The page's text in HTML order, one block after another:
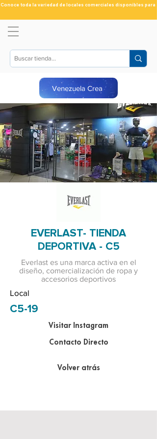
Conoce toda la variedad de locales comerciales disponibles para ti
Venezuela Crea
EVERLAST- TIENDA
DEPORTIVA - C5
Everlast es una marca activa en el
diseño, comercialización de ropa y
accesorios deportivos
Local
C5-19
Visitar Instagram
Contacto Directo
Volver atrás